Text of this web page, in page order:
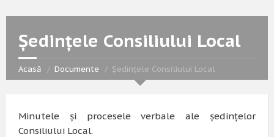
Ședințele Consiliului Local
Acasă Documente Ședințele Consiliului Local
Minutele și procesele verbale ale ședințelor
Consiliului Local.